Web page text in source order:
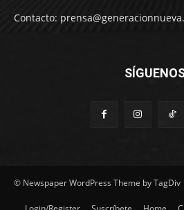
Contacto:
© Newspaper WordPress Theme by TagDiv